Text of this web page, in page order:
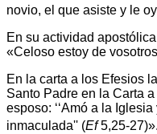
novio, el que asiste y le
En su actividad
«Celoso estoy de
En la carta a los Efesios
Santo Padre en la Carta
esposo: ‘‘Amó a la
inmaculada'' (Ef5,25-27)».